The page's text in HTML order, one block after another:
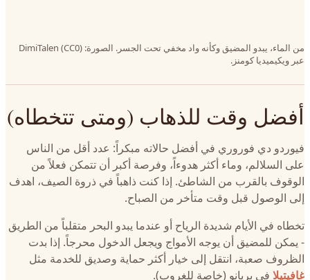
من الماء، يبدو المضيق وكأنه واد مخفي تحت الجسر. الصورة: DimiTalen (CC0)
عبر ويكيميديا كومنز.
أفضل وقت للذهاب (ومتى تتخطاه)
فيوردو دي فوروري في أفضل حالاته مبكراً: عدد أقل من الناس
على السلالم، وماء أكثر هدوءاً، وفرصة أكبر أن تتمكن فعلاً من
الوقوف بالقرب من الشاطئ. إذا كنت ذاهباً في ذروة الصيف، اهدف
إلى الوصول قبل وقت متأخر من الصباح.
تخطاه في الأيام شديدة الرياح أو عندما يبدو البحر متقلباً من الطريق
- يمكن للمضيق أن يوجه الأمواج ويجعل الدخول محرجاً. إذا بدت
الظروف صعبة، انتقل إلى خيار أكثر حماية وصديق للخدمة مثل
غافيتيلا في بريانو (خاصة للغروب).